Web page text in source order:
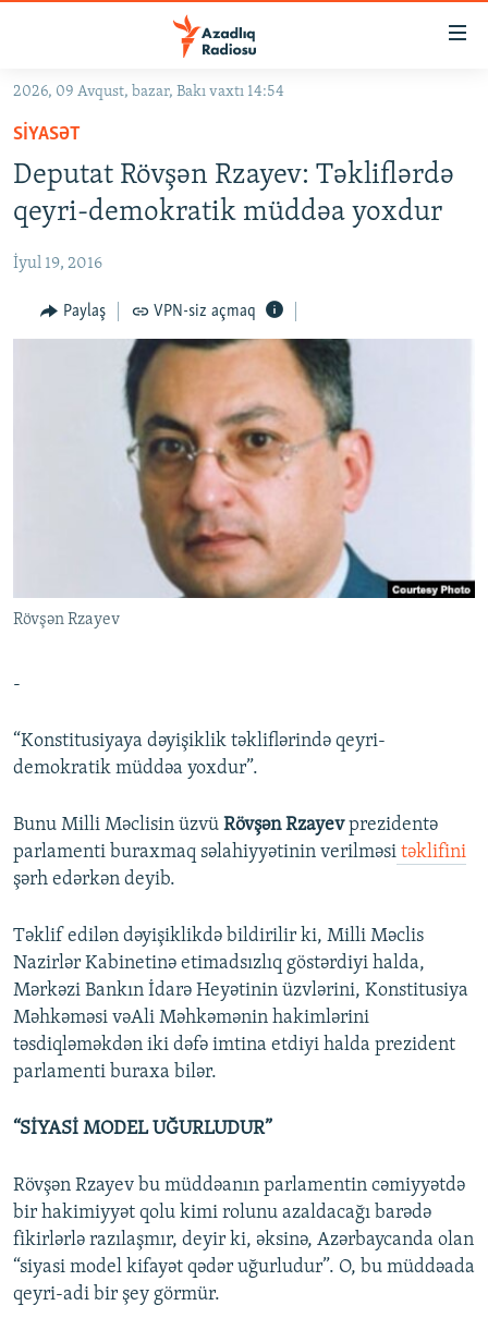
Əsas
qayıt
Əsas
naviqasiyaya
qayıt
Axtarışa
keç
GÜNDƏM
KORRUPSIOMETR
#ƏSLINDƏ
FƏRQƏ BAX
QANUNI DOĞRU
FOTOQALEREYA
AZƏRBAYCAN ƏDƏBIYYATI KITABXANASI
İSLAM VƏ DEMOKRATIYA
İZ - MƏDƏNIYYƏT PROQRAMI
HAQQIMIZDA
PEŞƏ ETIKASI VƏ JURNALISTIKA STANDARTLARIMIZ
MATERIALLARIMIZDAN ISTIFADƏ
AZADLIQRADIOSU MOBIL TELEFONUNUZDA
RFE/RL-in bütün saytları
2026, 09 Avqust, bazar, Bakı vaxtı 14:54
SIYASƏT
Deputat Rövşən Rzayev: Təkliflərdə
qeyri-demokratik müddəa yoxdur
İyul 19, 2016
Paylaş VPN-siz açmaq
Rövşən Rzayev
-
“Konstitusiyaya dəyişiklik təkliflərində qeyri-
demokratik müddəa yoxdur”.
Bunu Milli Məclisin üzvü Rövşən Rzayevprezidentə
parlamenti buraxmaq səlahiyyətinin verilməsi təklifini
şərh edərkən deyib.
Təklif edilən dəyişiklikdə bildirilir ki, Milli Məclis
Nazirlər Kabinetinə etimadsızlıq göstərdiyi halda,
Mərkəzi Bankın İdarə Heyətinin üzvlərini, Konstitusiya
Məhkəməsi vəAli Məhkəmənin hakimlərini
təsdiqləməkdən iki dəfə imtina etdiyi halda prezident
parlamenti buraxa bilər.
“SİYASİ MODEL UĞURLUDUR”
Rövşən Rzayev bu müddəanın parlamentin cəmiyyətdə
bir hakimiyyət qolu kimi rolunu azaldacağı barədə
fikirlərlə razılaşmır, deyir ki, əksinə, Azərbaycanda olan
“siyasi model kifayət qədər uğurludur”. O, bu müddəada
qeyri-adi bir şey görmür.